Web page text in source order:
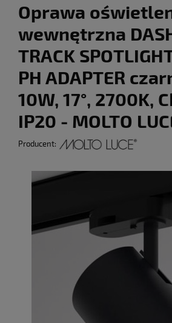
Oprawa
wewnętrzna
TRACK
PH ADAPTER
10W, 17°, 2700K,
IP20 - MOLTO
Producent: